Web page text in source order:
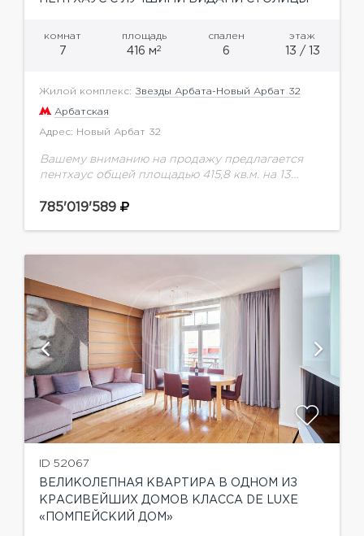
комнат
7
площадь
416 м2
спален
6
этаж
13 / 13
Жилой комплекс: Звезды Арбата-Новый Арбат 32
Арбатская
Адрес: Новый Арбат 32
Вашему вниманию на продажу предлагается
пентхаус общей площадью 415,8 кв.м. на 13
многофункциональный комплекс в центре
785'019'589
ID 52067
ВЕЛИКОЛЕПНАЯ КВАРТИРА В ОДНОМ ИЗ
КРАСИВЕЙШИХ ДОМОВ КЛАССА DE LUXE
«ПОМПЕЙСКИЙ ДОМ»